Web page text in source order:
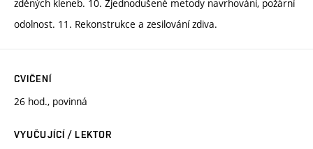
zděných kleneb. 10. Zjednodušené metody navrhování, požární
odolnost. 11. Rekonstrukce a zesilování zdiva.
CVIČENÍ
26 hod., povinná
VYUČUJÍCÍ / LEKTOR